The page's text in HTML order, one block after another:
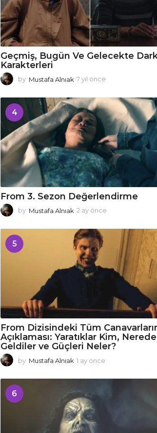
Geçmiş, Bugün Ve Gelecekte
Karakterleri
by Mustafa Alnıak 7 yıl önce
ı
l
ö
e
4
From 3. Sezon Değerlendirme
by Mustafa Alnıak 2 ay önce
y
5
From Dizisindeki Tüm
Açıklaması: Yaratıklar Kim,
Geldiler ve Güçleri Neler?
by Mustafa Alnıak 1 ay önce
y
6